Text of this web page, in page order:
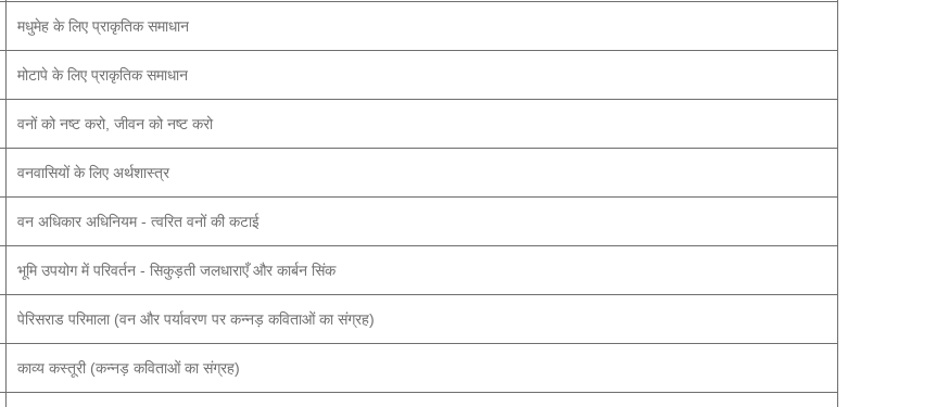
मधुमेह के लिए प्राकृतिक समाधान
मोटापे के लिए प्राकृतिक समाधान
वनों को नष्ट करो, जीवन को नष्ट करो
वनवासियों के लिए अर्थशास्त्र
वन अधिकार अधिनियम - त्वरित वनों की कटाई
भूमि उपयोग में परिवर्तन - सिकुड़ती जलधाराएँ और कार्बन सिंक
पेरिसराड परिमाला (वन और पर्यावरण पर कन्नड़ कविताओं का संग्रह)
काव्य कस्तूरी (कन्नड़ कविताओं का संग्रह)